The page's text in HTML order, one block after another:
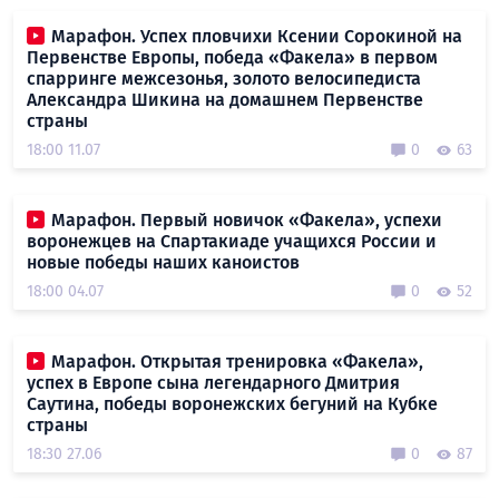
Марафон. Успех пловчихи Ксении Сорокиной на
Первенстве Европы, победа «Факела» в первом
спарринге межсезонья, золото велосипедиста
Александра Шикина на домашнем Первенстве
страны
18:00 11.07 0 63
Марафон. Первый новичок «Факела», успехи
воронежцев на Спартакиаде учащихся России и
новые победы наших каноистов
18:00 04.07 0 52
Марафон. Открытая тренировка «Факела»,
успех в Европе сына легендарного Дмитрия
Саутина, победы воронежских бегуний на Кубке
страны
18:30 27.06 0 87